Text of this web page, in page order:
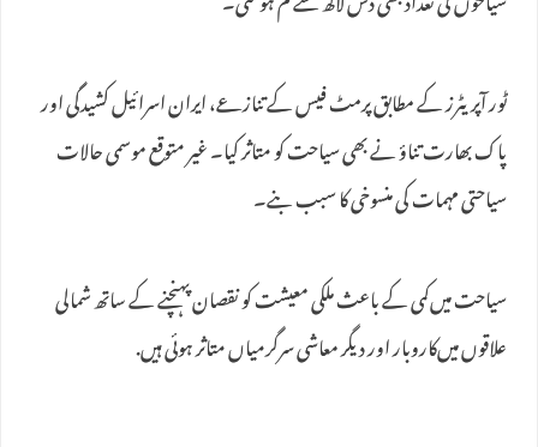
ٹور آپریٹرز کے مطابق پرمٹ فیس کے تنازعے، ایران اسرائیل کشیدگی اور
پاک بھارت تناؤ نے بھی سیاحت کو متاثر کیا۔ غیر متوقع موسمی حالات
سیاحتی مہمات کی منسوخی کا سبب بنے۔
سیاحت میں‌کمی کے باعث ملکی معیشت کو نقصان پہنچنے کے ساتھ شمالی
علاقوں میں‌کاروبار اور دیگر معاشی سرگرمیاں متاثر ہوئی ہیں.